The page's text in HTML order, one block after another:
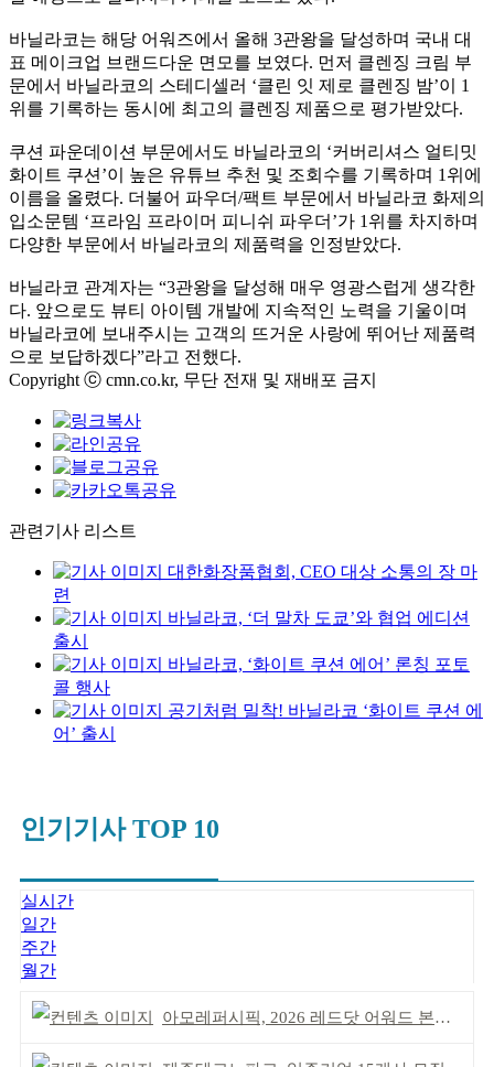
바닐라코는 해당 어워즈에서 올해 3관왕을 달성하며 국내 대
표 메이크업 브랜드다운 면모를 보였다. 먼저 클렌징 크림 부
문에서 바닐라코의 스테디셀러 ‘클린 잇 제로 클렌징 밤’이 1
위를 기록하는 동시에 최고의 클렌징 제품으로 평가받았다.
쿠션 파운데이션 부문에서도 바닐라코의 ‘커버리셔스 얼티밋
화이트 쿠션 ’이 높은 유튜브 추천 및 조회수를 기록하며 1 위에
이름을 올렸다. 더불어 파우더/팩트 부문에서 바닐라코 화제의
입소문템 ‘프라임 프라이머 피니쉬 파우더 ’가 1 위를 차지하며
다양한 부문에서 바닐라코의 제품력을 인정받았다.
바닐라코 관계자는 “3관왕을 달성해 매우 영광스럽게 생각한
다. 앞으로도 뷰티 아이템 개발에 지속적인 노력을 기울이며
바닐라코에 보내주시는 고객의 뜨거운 사랑에 뛰어난 제품력
으로 보답하겠다”라고 전했다.
Copyright ⓒ cmn.co.kr, 무단 전재 및 재배포 금지
관련기사 리스트
대한화장품협회, CEO 대상 소통의 장 마
련
바닐라코, ‘더 말차 도쿄’와 협업 에디션
출시
바닐라코, ‘화이트 쿠션 에어’ 론칭 포토
콜 행사
공기처럼 밀착! 바닐라코 ‘화이트 쿠션 에
어’ 출시
인기기사 TOP 10
실시간
일간
주간
월간
아모레퍼시픽, 2026 레드닷 어워드 본상 2개 수상